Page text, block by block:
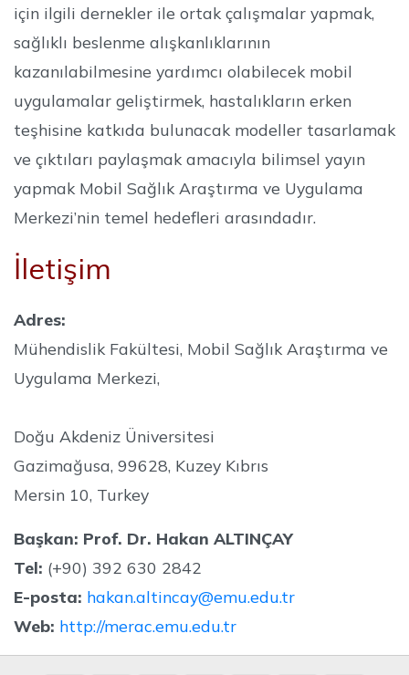
için ilgili dernekler ile ortak çalışmalar yapmak,
sağlıklı beslenme alışkanlıklarının
kazanılabilmesine yardımcı olabilecek mobil
uygulamalar geliştirmek, hastalıkların erken
teşhisine katkıda bulunacak modeller tasarlamak
ve çıktıları paylaşmak amacıyla bilimsel yayın
yapmak Mobil Sağlık Araştırma ve Uygulama
Merkezi’nin temel hedefleri arasındadır.
İletişim
Adres:
Mühendislik Fakültesi, Mobil Sağlık Araştırma ve
Uygulama Merkezi,
Doğu Akdeniz Üniversitesi
Gazimağusa, 99628, Kuzey Kıbrıs
Mersin 10, Turkey
Başkan: Prof. Dr. Hakan ALTINÇAY
Tel: (+90) 392 630 2842
E-posta: hakan.altincay@emu.edu.tr
Web: http://merac.emu.edu.tr